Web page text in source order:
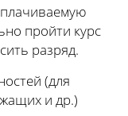
пройти курс
разряд.
(для
и др.)